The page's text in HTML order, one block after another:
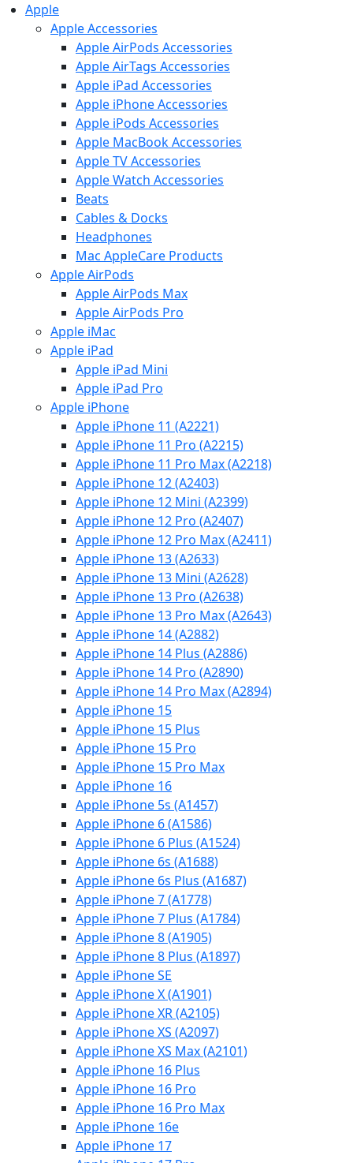
Apple
Apple Accessories
Apple AirPods Accessories
Apple AirTags Accessories
Apple iPad Accessories
Apple iPhone Accessories
Apple iPods Accessories
Apple MacBook Accessories
Apple TV Accessories
Apple Watch Accessories
Beats
Cables & Docks
Headphones
Mac AppleCare Products
Apple AirPods
Apple AirPods Max
Apple AirPods Pro
Apple iMac
Apple iPad
Apple iPad Mini
Apple iPad Pro
Apple iPhone
Apple iPhone 11 (A2221)
Apple iPhone 11 Pro (A2215)
Apple iPhone 11 Pro Max (A2218)
Apple iPhone 12 (A2403)
Apple iPhone 12 Mini (A2399)
Apple iPhone 12 Pro (A2407)
Apple iPhone 12 Pro Max (A2411)
Apple iPhone 13 (A2633)
Apple iPhone 13 Mini (A2628)
Apple iPhone 13 Pro (A2638)
Apple iPhone 13 Pro Max (A2643)
Apple iPhone 14 (A2882)
Apple iPhone 14 Plus (A2886)
Apple iPhone 14 Pro (A2890)
Apple iPhone 14 Pro Max (A2894)
Apple iPhone 15
Apple iPhone 15 Plus
Apple iPhone 15 Pro
Apple iPhone 15 Pro Max
Apple iPhone 16
Apple iPhone 5s (A1457)
Apple iPhone 6 (A1586)
Apple iPhone 6 Plus (A1524)
Apple iPhone 6s (A1688)
Apple iPhone 6s Plus (A1687)
Apple iPhone 7 (A1778)
Apple iPhone 7 Plus (A1784)
Apple iPhone 8 (A1905)
Apple iPhone 8 Plus (A1897)
Apple iPhone SE
Apple iPhone X (A1901)
Apple iPhone XR (A2105)
Apple iPhone XS (A2097)
Apple iPhone XS Max (A2101)
Apple iPhone 16 Plus
Apple iPhone 16 Pro
Apple iPhone 16 Pro Max
Apple iPhone 16e
Apple iPhone 17